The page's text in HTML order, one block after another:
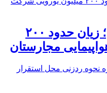
پیامدهای تجاوز به ایران؛ زیان حدود ۲۰۰
مجارستان